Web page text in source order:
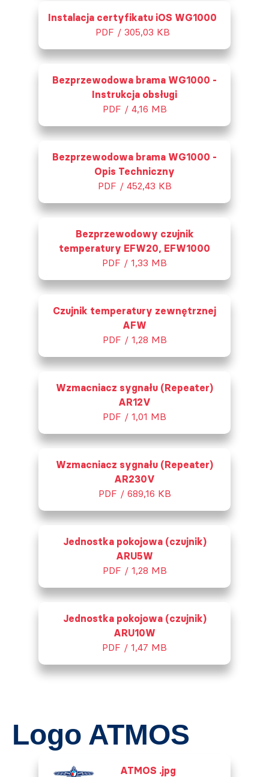
Instalacja certyfikatu iOS WG1000
PDF / 305,03 KB
Bezprzewodowa brama WG1000 -
Instrukcja obsługi
PDF / 4,16 MB
Bezprzewodowa brama WG1000 -
Opis Techniczny
PDF / 452,43 KB
Bezprzewodowy czujnik
temperatury EFW20, EFW1000
PDF / 1,33 MB
Czujnik temperatury zewnętrznej
AFW
PDF / 1,28 MB
Wzmacniacz sygnału (Repeater)
AR12V
PDF / 1,01 MB
Wzmacniacz sygnału (Repeater)
AR230V
PDF / 689,16 KB
Jednostka pokojowa (czujnik)
ARU5W
PDF / 1,28 MB
Jednostka pokojowa (czujnik)
ARU10W
PDF / 1,47 MB
Logo ATMOS
ATMOS .jpg